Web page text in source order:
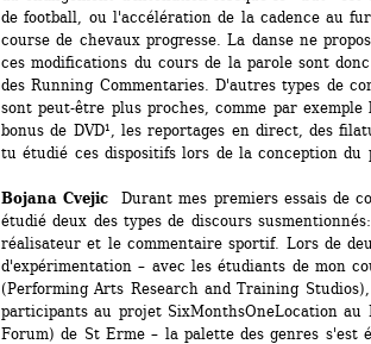
de football, ou l'accélération de la cadence au
course de chevaux progresse. La danse ne
ces modifications du cours de la parole sont
des Running Commentaries. D'autres types de
sont peut-être plus proches, comme par exemple
bonus de DVD¹, les reportages en direct, des
tu étudié ces dispositifs lors de la conception du
Bojana Cvejic Durant mes premiers essais de
étudié deux des types de discours
réalisateur et le commentaire sportif. Lors de
d'expérimentation – avec les étudiants de mon
(Performing Arts Research and Training
participants au projet SixMonthsOneLocation au
Forum) de St Erme – la palette des genres s'est